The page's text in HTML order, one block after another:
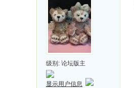
级别: 论坛版主
显示用户信息